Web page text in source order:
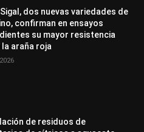
Sigal, dos nuevas variedades de
confirman en ensayos
su mayor resistencia
araña roja
de residuos de